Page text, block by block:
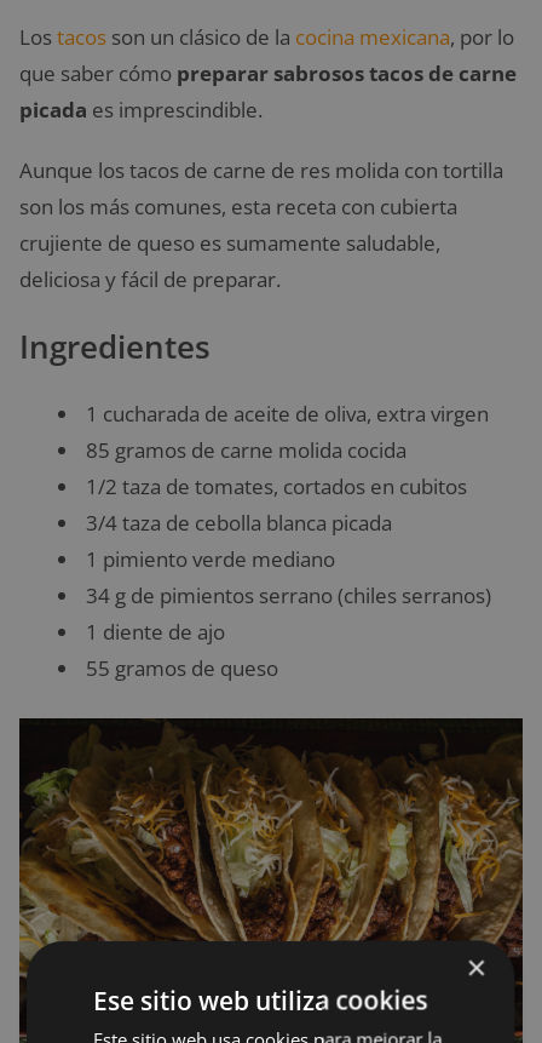
Lostacos son un clásico de la cocina mexicana, por lo
que saber cómo preparar sabrosos tacos de carne
picada es imprescindible.
Aunque los tacos de carne de res molida con tortilla
son los más comunes, esta receta con cubierta
crujiente de queso es sumamente saludable,
deliciosa y fácil de preparar.
Ingredientes
1 cucharada de aceite de oliva, extra virgen
85 gramos de carne molida cocida
1/2 taza de tomates, cortados en cubitos
3/4 taza de cebolla blanca picada
1 pimiento verde mediano
34 g de pimientos serrano (chiles serranos)
1 diente de ajo
55 gramos de queso
×
Ese sitio web utiliza cookies